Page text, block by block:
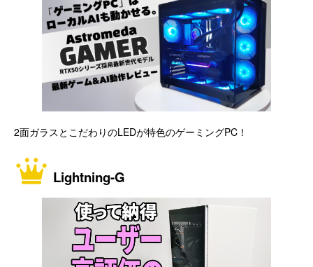
2面ガラスとこだわりのLEDが特色のゲーミングPC！
Lightning-G